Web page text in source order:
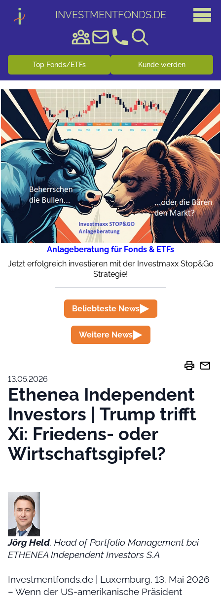
INVESTMENTFONDS.DE
Top Fonds/ETFs Kunde werden
Anlageberatung für Fonds & ETFs
Jetzt erfolgreich investieren mit der Investmaxx Stop&Go
Strategie!
Beliebteste News
Weitere News
print mail
13.05.2026
Ethenea Independent
Investors | Trump trifft
Xi: Friedens- oder
Wirtschaftsgipfel?
Jörg Held, Head of Portfolio Management bei
ETHENEA Independent Investors S.A
Investmentfonds.de | Luxemburg, 13. Mai 2026
– Wenn der US-amerikanische Präsident